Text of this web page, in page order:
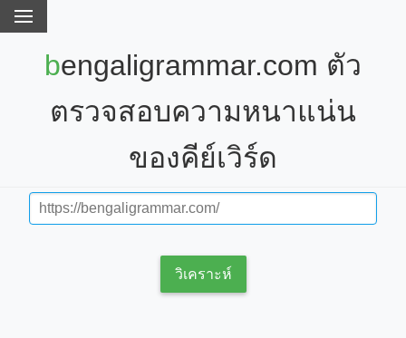
bengaligrammar.com ตัว
ตรวจสอบความหนาแน่น
ของคีย์เวิร์ด
วิเคราะห์